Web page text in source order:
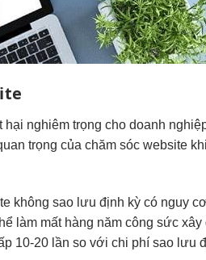
nghiêm trọng cho doanh
trọng của chăm sóc website
không sao lưu định kỳ có nguy
làm mất hàng năm công sức
10-20 lần so với chi phí sao lưu